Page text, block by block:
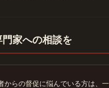
家への相談を
からの督促に悩んでいる方は、